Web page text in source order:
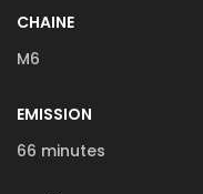
CHAINE
M6
EMISSION
66 minutes